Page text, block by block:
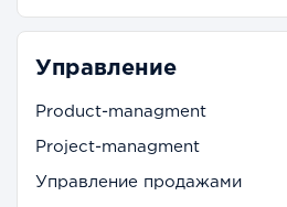
Управление
Product-managment
Project-managment
Управление продажами